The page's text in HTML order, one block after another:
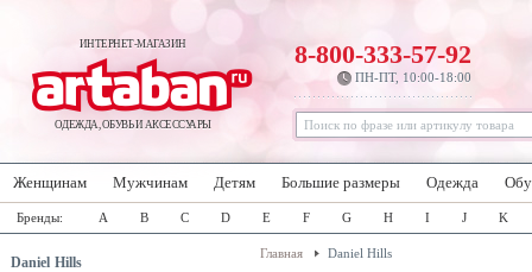
ИНТЕРНЕТ-МАГАЗИН
ОДЕЖДА, ОБУВЬ И АКСЕССУАРЫ
8-800-333-57-92
ПН-ПТ, 10:00-18:00
Женщинам Мужчинам Детям Большие размеры Одежда
Бренды: A B C D E F G H I J K
Daniel Hills
Главная Daniel Hills